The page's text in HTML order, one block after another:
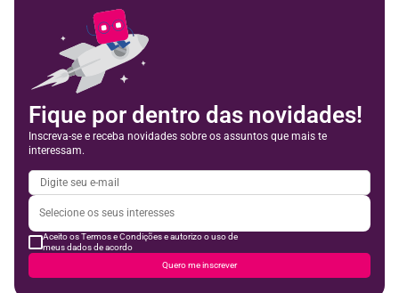
Fique por dentro das novidades!
Inscreva-se e receba novidades sobre os assuntos que mais te
interessam.
Aceito os Termos e Condições e autorizo o uso de
meus dados de acordo
Quero me inscrever